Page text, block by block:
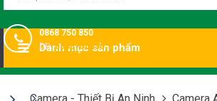
0868 750 850
DĐ:0868750850
Danh mục sản phẩm